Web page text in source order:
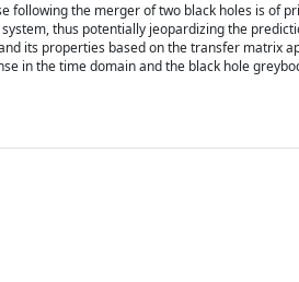
following the merger of two black holes is of
thus potentially jeopardizing the
its properties based on the transfer matrix
in the time domain and the black hole